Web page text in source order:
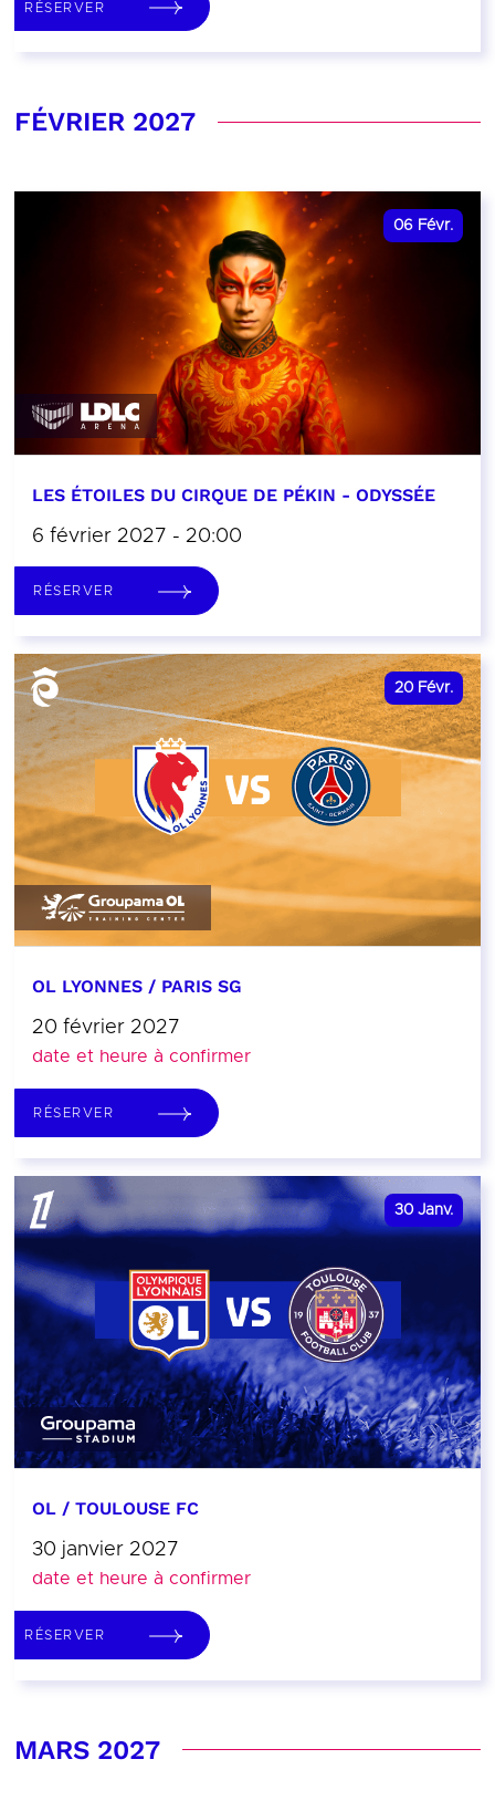
RÉSERVER
FÉVRIER 2027
06 Févr.
LES ÉTOILES DU CIRQUE DE PÉKIN - ODYSSÉE
6 février 2027 - 20:00
RÉSERVER
20 Févr.
OL LYONNES / PARIS SG
20 février 2027
date et heure à confirmer
RÉSERVER
30 Janv.
OL / TOULOUSE FC
30 janvier 2027
date et heure à confirmer
RÉSERVER
MARS 2027